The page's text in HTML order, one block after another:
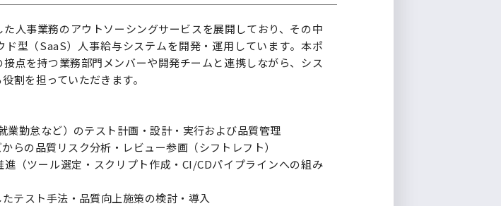
人事業務のアウトソーシングサービスを展開しており、その中
ド型（SaaS）人事給与システムを開発・運用しています。本ポ
点を持つ業務部門メンバーや開発チームと連携しながら、シス
割を担っていただきます。
業勤怠など）のテスト計画・設計・実行および品質管理
らの品質リスク分析・レビュー参画（シフトレフト）
進（ツール選定・スクリプト作成・CI/CDパイプラインへの組み
テスト手法・品質向上施策の検討・導入